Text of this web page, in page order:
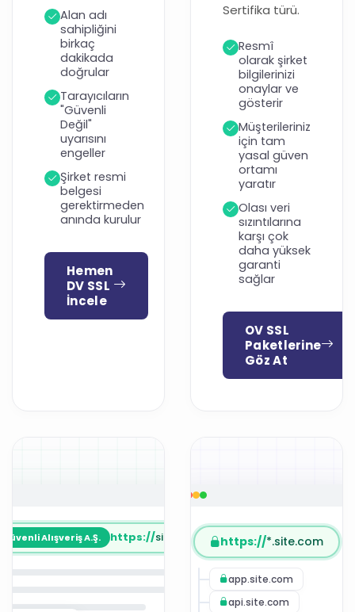
Alan adı
sahipliğini
birkaç
dakikada
doğrular
Tarayıcıların
"Güvenli
Değil"
uyarısını
engeller
Şirket resmi
belgesi
gerektirmeden
anında kurulur
Hemen
DV SSL
İncele
Sertifika türü.
Resmî
olarak şirket
bilgilerinizi
onaylar ve
gösterir
Müşterileriniz
için tam
yasal güven
ortamı
yaratır
Olası veri
sızıntılarına
karşı çok
daha yüksek
garanti
sağlar
OV SSL
Paketlerine
Göz At
Güvenli Alışveriş A.Ş. https://site.com.tr https://*.site.com
app.site.com
api.site.com